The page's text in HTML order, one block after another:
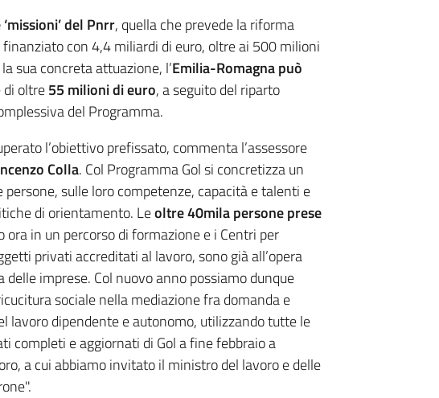
del Pnrr, quella che prevede la riforma
con 4,4 miliardi di euro, oltre ai 500 milioni
sua concreta attuazione, l’Emilia-Romagna può
oltre55 milioni di euro, a seguito del riparto
del Programma.
l’obiettivo prefissato, commenta l’assessore
Colla. Col Programma Gol si concretizza un
sulle loro competenze, capacità e talenti e
di orientamento. Leoltre 40mila persone prese
in un percorso di formazione e i Centri per
privati accreditati al lavoro, sono già all’opera
imprese. Col nuovo anno possiamo dunque
sociale nella mediazione fra domanda e
lavoro dipendente e autonomo, utilizzando tutte le
completi e aggiornati di Gol a fine febbraio a
a cui abbiamo invitato il ministro del lavoro e delle